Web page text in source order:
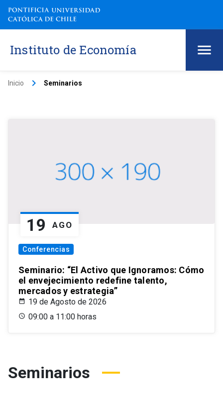
Instituto de Economía
Inicio keyboard_arrow_right Seminarios
19 AGO
Conferencias
Seminario: “El Activo que Ignoramos: Cómo
el envejecimiento redefine talento,
mercados y estrategia”
19 de Agosto de 2026
09:00 a 11:00 horas
Seminarios